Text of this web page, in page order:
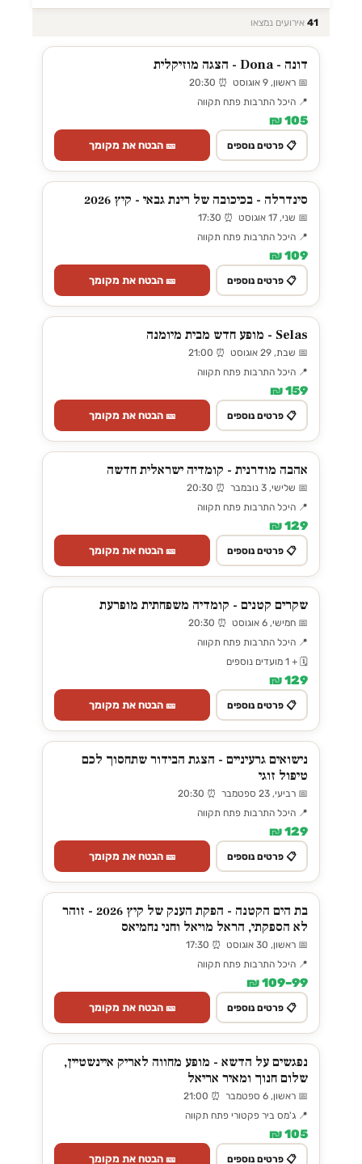
41 אירועים נמצאו
דונה - Dona - הצגה מוזיקלית
📅 ראשון, 9 אוגוסט ⏰ 20:30
📍 היכל התרבות פתח תקווה
105 ₪
📋 פרטים נוספים 🎫 הבטח את מקומך
סינדרלה - בכיכובה של רינת גבאי - קיץ 2026
📅 שני, 17 אוגוסט ⏰ 17:30
📍 היכל התרבות פתח תקווה
109 ₪
📋 פרטים נוספים 🎫 הבטח את מקומך
Selas - מופע חדש מבית מיומנה
📅 שבת, 29 אוגוסט ⏰ 21:00
📍 היכל התרבות פתח תקווה
159 ₪
📋 פרטים נוספים 🎫 הבטח את מקומך
אהבה מודרנית - קומדיה ישראלית חדשה
📅 שלישי, 3 נובמבר ⏰ 20:30
📍 היכל התרבות פתח תקווה
129 ₪
📋 פרטים נוספים 🎫 הבטח את מקומך
שקרים קטנים - קומדיה משפחתית מופרעת
📅 חמישי, 6 אוגוסט ⏰ 20:30
📍 היכל התרבות פתח תקווה
🗓️ + 1 מועדים נוספים
129 ₪
📋 פרטים נוספים 🎫 הבטח את מקומך
נישואים גרעיניים - הצגת הבידור שתחסוך לכם
טיפול זוגי
📅 רביעי, 23 ספטמבר ⏰ 20:30
📍 היכל התרבות פתח תקווה
129 ₪
📋 פרטים נוספים 🎫 הבטח את מקומך
בת הים הקטנה - הפקת הענק של קיץ 2026 - זוהר
לא הספקתי, הראל מויאל וחני נחמיאס
📅 ראשון, 30 אוגוסט ⏰ 17:30
📍 היכל התרבות פתח תקווה
99–109 ₪
📋 פרטים נוספים 🎫 הבטח את מקומך
נפגשים על הדשא - מופע מחווה לאריק איינשטיין,
שלום חנוך ומאיר אריאל
📅 ראשון, 6 ספטמבר ⏰ 21:00
📍 ג'מס ביר פקטורי פתח תקווה
105 ₪
📋 פרטים נוספים 🎫 הבטח את מקומך